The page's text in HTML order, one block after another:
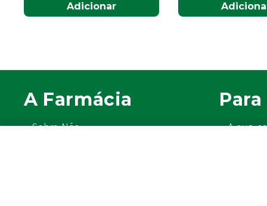
Adicionar
A Farmácia
Sobre Nós
Para
A sua
Avie a